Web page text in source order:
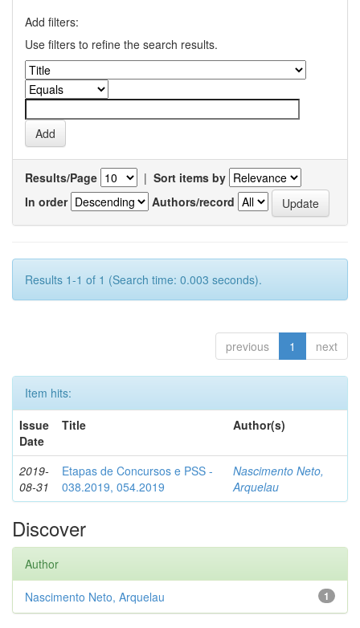
Add filters:
Use filters to refine the search results.
Results/Page | Sort items by
In order
Authors/record
Results 1-1 of 1 (Search time: 0.003 seconds).
previous 1 next
Item hits:
Issue
Date
Title Author(s)
2019-
08-31
Etapas de Concursos e PSS -
038.2019, 054.2019
Nascimento Neto,
Arquelau
Discover
Author
1
Nascimento Neto, Arquelau